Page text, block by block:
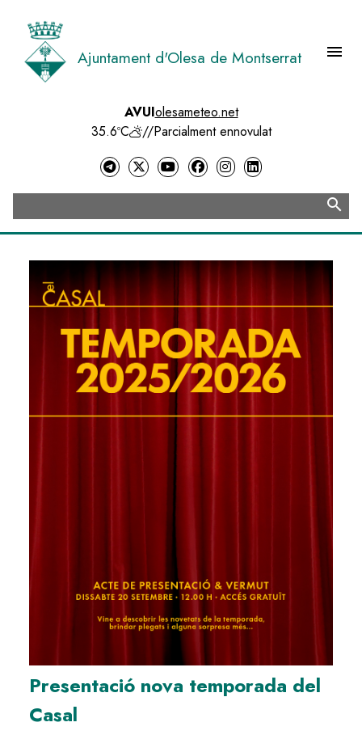
contingut
Ajuntament d'Olesa de Montserrat menu
AVUIolesameteo.net
35.6ºC
//Parcialment ennovulat
search
Presentació nova temporada del
Casal